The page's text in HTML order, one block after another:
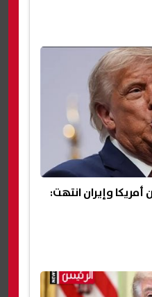
أمريكا وإيران انتهت: